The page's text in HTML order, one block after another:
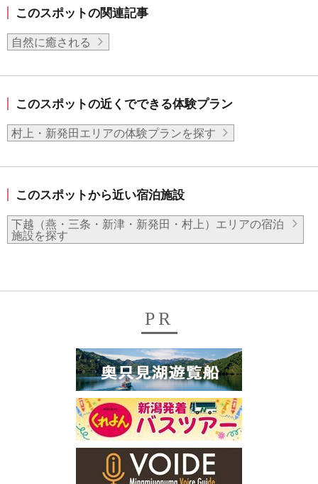
このスポットの関連記事
自然に癒される
このスポットの近くでできる体験プラン
村上・新発田エリアの体験プランを探す
このスポットから近い宿泊施設
下越（燕・三条・新津・新発田・村上）エリアの宿泊
施設を探す
PR